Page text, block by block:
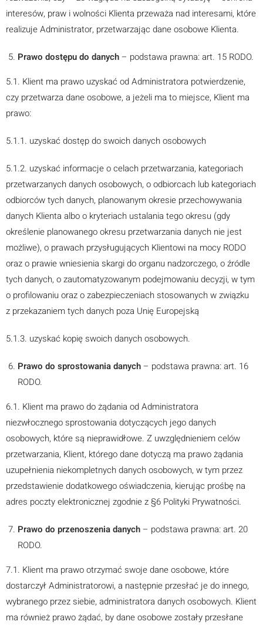
interesów, praw i wolności Klienta przeważa nad interesami, które
realizuje Administrator, przetwarzając dane osobowe Klienta.
Prawo dostępu do danych– podstawa prawna: art. 15 RODO.
5.1. Klient ma prawo uzyskać od Administratora potwierdzenie,
czy przetwarza dane osobowe, a jeżeli ma to miejsce, Klient ma
prawo:
5.1.1. uzyskać dostęp do swoich danych osobowych
5.1.2. uzyskać informacje o celach przetwarzania, kategoriach
przetwarzanych danych osobowych, o odbiorcach lub kategoriach
odbiorców tych danych, planowanym okresie przechowywania
danych Klienta albo o kryteriach ustalania tego okresu (gdy
określenie planowanego okresu przetwarzania danych nie jest
możliwe), o prawach przysługujących Klientowi na mocy RODO
oraz o prawie wniesienia skargi do organu nadzorczego, o źródle
tych danych, o zautomatyzowanym podejmowaniu decyzji, w tym
o profilowaniu oraz o zabezpieczeniach stosowanych w związku
z przekazaniem tych danych poza Unię Europejską
5.1.3. uzyskać kopię swoich danych osobowych.
Prawo do sprostowania danych– podstawa prawna: art. 16
RODO.
6.1. Klient ma prawo do żądania od Administratora
niezwłocznego sprostowania dotyczących jego danych
osobowych, które są nieprawidłowe. Z uwzględnieniem celów
przetwarzania, Klient, którego dane dotyczą ma prawo żądania
uzupełnienia niekompletnych danych osobowych, w tym przez
przedstawienie dodatkowego oświadczenia, kierując prośbę na
adres poczty elektronicznej zgodnie z §6 Polityki Prywatności.
Prawo do przenoszenia danych– podstawa prawna: art. 20
RODO.
7.1. Klient ma prawo otrzymać swoje dane osobowe, które
dostarczył Administratorowi, a następnie przesłać je do innego,
wybranego przez siebie, administratora danych osobowych. Klient
ma również prawo żądać, by dane osobowe zostały przesłane